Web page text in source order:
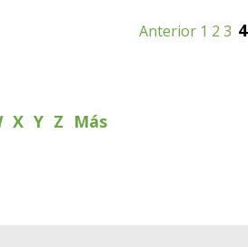
Anterior 1 2 3 4
X Y Z Más